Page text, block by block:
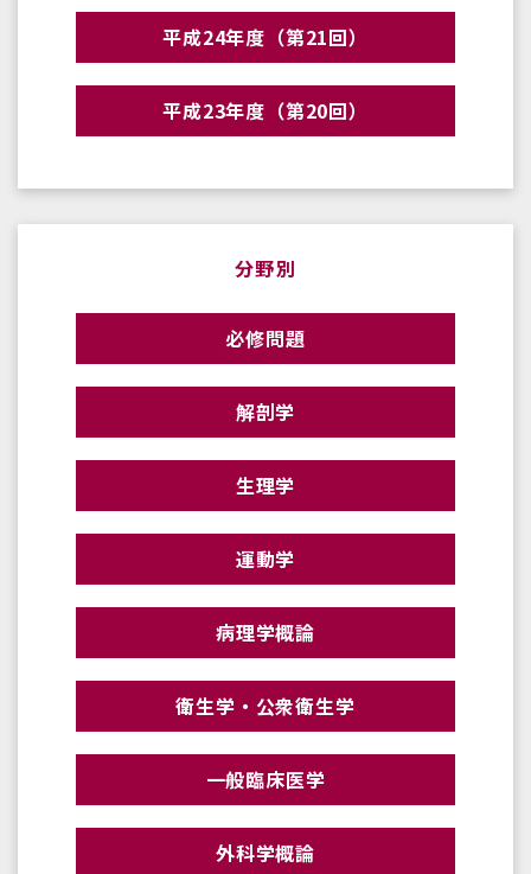
平成24年度（第21回）
平成23年度（第20回）
分野別
必修問題
解剖学
生理学
運動学
病理学概論
衛生学・公衆衛生学
一般臨床医学
外科学概論